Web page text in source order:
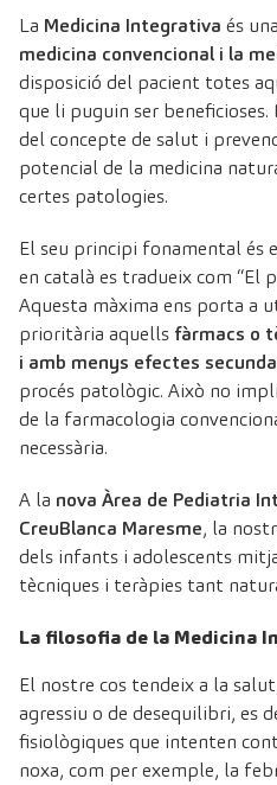
La Medicina Integrativa és
medicina convencional i la
disposició del pacient totes
que li puguin ser beneficioses.
del concepte de salut i
potencial de la medicina
certes patologies.
El seu principi fonamental és
en català es tradueix com “El
Aquesta màxima ens porta a
prioritària aquells fàrmacs o
i amb menys efectes
procés patològic. Això no
de la farmacologia
necessària.
A la nova Àrea de Pediatria
CreuBlanca Maresme, la
dels infants i adolescents
tècniques i teràpies tant
La filosofia de la Medicina
El nostre cos tendeix a la
agressiu o de desequilibri, es
fisiològiques que intenten
noxa, com per exemple, la